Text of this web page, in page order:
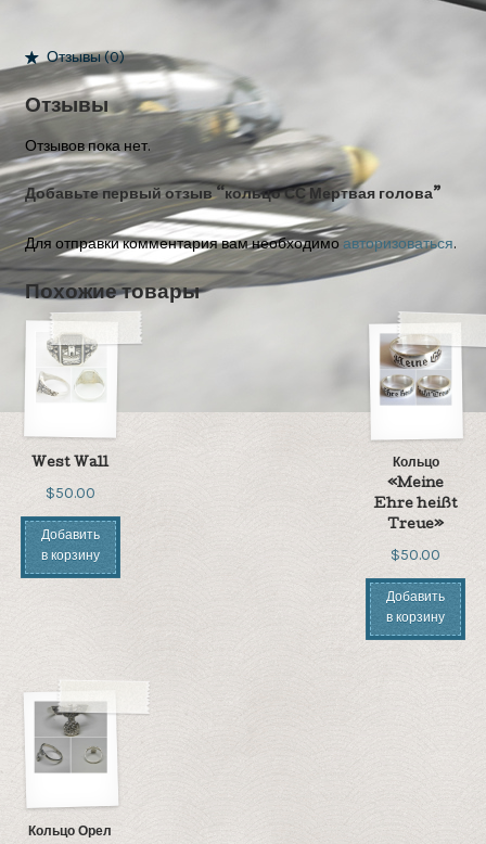
Отзывы (0)
Отзывы
Отзывов пока нет.
Добавьте первый отзыв “кольцо СС Мертвая голова”
Для отправки комментария вам необходимо авторизоваться.
Похожие товары
West Wall
$50.00
Добавить
в корзину
Кольцо
«Meine
Ehre heißt
Treue»
$50.00
Добавить
в корзину
Кольцо Орел